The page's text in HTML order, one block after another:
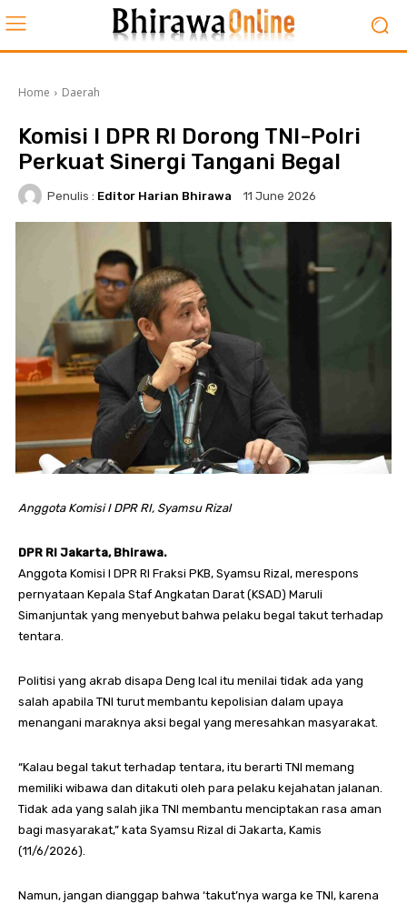
Home Daerah
Komisi I DPR RI Dorong TNI-Polri
Perkuat Sinergi Tangani Begal
Penulis : Editor Harian Bhirawa 11 June 2026
Anggota Komisi I DPR RI, Syamsu Rizal
DPR RI Jakarta, Bhirawa.
Anggota Komisi I DPR RI Fraksi PKB, Syamsu Rizal, merespons
pernyataan Kepala Staf Angkatan Darat (KSAD) Maruli
Simanjuntak yang menyebut bahwa pelaku begal takut terhadap
tentara.
Politisi yang akrab disapa Deng Ical itu menilai tidak ada yang
salah apabila TNI turut membantu kepolisian dalam upaya
menangani maraknya aksi begal yang meresahkan masyarakat.
“Kalau begal takut terhadap tentara, itu berarti TNI memang
memiliki wibawa dan ditakuti oleh para pelaku kejahatan jalanan.
Tidak ada yang salah jika TNI membantu menciptakan rasa aman
bagi masyarakat,” kata Syamsu Rizal di Jakarta, Kamis
(11/6/2026).
Namun, jangan dianggap bahwa ‘takut’nya warga ke TNI, karena